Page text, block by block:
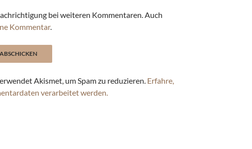
bei weiteren Kommentaren. Auch
Kommentar.
Akismet, um Spam zu reduzieren. Erfahre,
verarbeitet werden.